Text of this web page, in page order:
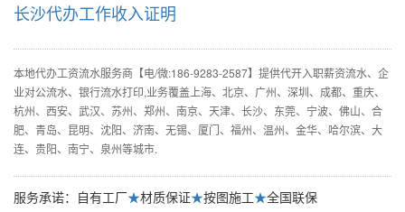
长沙代办工作收入证明
本地代办工资流水服务商【电/微:186-9283-2587】提供代开入职薪资流水、企
业对公流水、银行流水打印,业务覆盖上海、北京、广州、深圳、成都、重庆、
杭州、西安、武汉、苏州、郑州、南京、天津、长沙、东莞、宁波、佛山、合
肥、青岛、昆明、沈阳、济南、无锡、厦门、福州、温州、金华、哈尔滨、大
连、贵阳、南宁、泉州等城市.
服务承诺：自有工厂★材质保证★按图施工★全国联保